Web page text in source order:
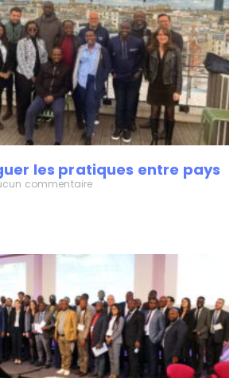
les pratiques entre pays
commentaire